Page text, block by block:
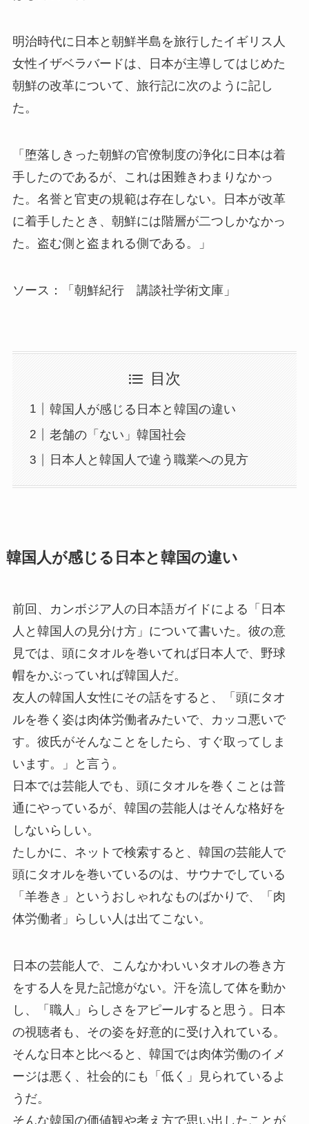
明治時代に日本と朝鮮半島を旅行したイギリス人
女性イザベラバードは、日本が主導してはじめた
朝鮮の改革について、旅行記に次のように記し
た。
「堕落しきった朝鮮の官僚制度の浄化に日本は着
手したのであるが、これは困難きわまりなかっ
た。名誉と官吏の規範は存在しない。日本が改革
に着手したとき、朝鮮には階層が二つしかなかっ
た。盗む側と盗まれる側である。」
ソース：「朝鮮紀行 講談社学術文庫」
目次
韓国人が感じる日本と韓国の違い
老舗の「ない」韓国社会
日本人と韓国人で違う職業への見方
韓国人が感じる日本と韓国の違い
前回、カンボジア人の日本語ガイドによる「日本
人と韓国人の見分け方」について書いた。彼の意
見では、頭にタオルを巻いてれば日本人で、野球
帽をかぶっていれば韓国人だ。
友人の韓国人女性にその話をすると、「頭にタオ
ルを巻く姿は肉体労働者みたいで、カッコ悪いで
す。彼氏がそんなことをしたら、すぐ取ってしま
います。」と言う。
日本では芸能人でも、頭にタオルを巻くことは普
通にやっているが、韓国の芸能人はそんな格好を
しないらしい。
たしかに、ネットで検索すると、韓国の芸能人で
頭にタオルを巻いているのは、サウナでしている
「羊巻き」というおしゃれなものばかりで、「肉
体労働者」らしい人は出てこない。
日本の芸能人で、こんなかわいいタオルの巻き方
をする人を見た記憶がない。汗を流して体を動か
し、「職人」らしさをアピールすると思う。日本
の視聴者も、その姿を好意的に受け入れている。
そんな日本と比べると、韓国では肉体労働のイメ
ージは悪く、社会的にも「低く」見られているよ
うだ。
そんな韓国の価値観や考え方で思い出したことが